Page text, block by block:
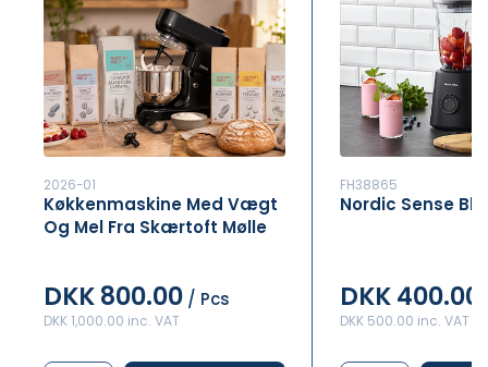
2026-01
Køkkenmaskine Med Vægt
Og Mel Fra Skærtoft Mølle
DKK 800.00 / Pcs
DKK 1,000.00 inc. VAT
FH38865
Nordic Sense
DKK 400.00
DKK 500.00 inc. VAT